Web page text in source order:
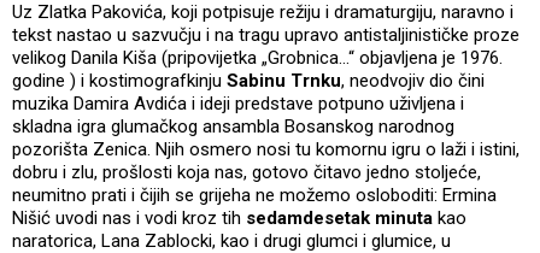
Uz Zlatka Pakovića, koji potpisuje režiju i dramaturgiju, naravno i
tekst nastao u sazvučju i na tragu upravo antistaljinističke proze
velikog Danila Kiša (pripovijetka „Grobnica…“ objavljena je 1976.
godine ) i kostimografkinju Sabinu Trnku, neodvojiv dio čini
muzika Damira Avdića i ideji predstave potpuno uživljena i
skladna igra glumačkog ansambla Bosanskog narodnog
pozorišta Zenica. Njih osmero nosi tu komornu igru o laži i istini,
dobru i zlu, prošlosti koja nas, gotovo čitavo jedno stoljeće,
neumitno prati i čijih se grijeha ne možemo osloboditi: Ermina
Nišić uvodi nas i vodi kroz tih sedamdesetak minuta kao
naratorica, Lana Zablocki, kao i drugi glumci i glumice, u